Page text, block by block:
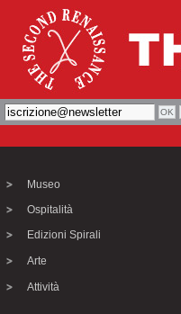
Museo
Ospitalità
Edizioni Spirali
Arte
Attività